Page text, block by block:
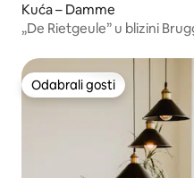
Kuća – Damme
„De Rietgeule” u blizini
Odabrali gosti
Odabrali gosti